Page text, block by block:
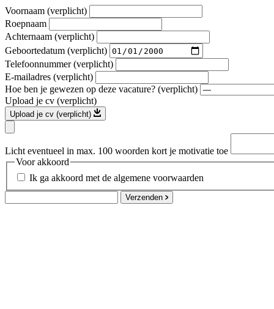
Voornaam (verplicht)
Roepnaam
Achternaam (verplicht)
Geboortedatum (verplicht)
Telefoonnummer (verplicht)
E-mailadres (verplicht)
Hoe ben je gewezen op deze vacature? (verplicht)
Upload je cv (verplicht)
Upload je cv (verplicht)
Licht eventueel in max. 100 woorden kort je motivatie toe
Voor akkoord
Ik ga akkoord met de algemene voorwaarden
Verzenden